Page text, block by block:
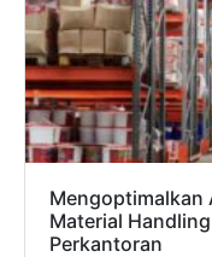
Mengoptimalkan
Material
Perkantoran